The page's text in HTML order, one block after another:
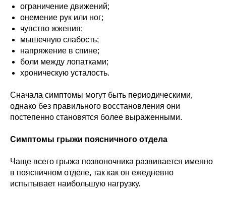
ограничение движений;
онемение рук или ног;
чувство жжения;
мышечную слабость;
напряжение в спине;
боли между лопатками;
хроническую усталость.
Сначала симптомы могут быть периодическими,
однако без правильного восстановления они
постепенно становятся более выраженными.
Симптомы грыжи поясничного отдела
Чаще всего грыжа позвоночника развивается именно
в поясничном отделе, так как он ежедневно
испытывает наибольшую нагрузку.